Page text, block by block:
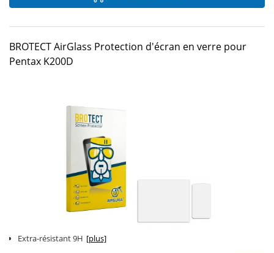
BROTECT AirGlass Protection d'écran en verre pour
Pentax K200D
Extra-résistant 9H [plus]